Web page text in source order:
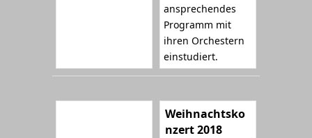
ansprechendes
Programm mit
ihren Orchestern
einstudiert.
Weihnachtsko
nzert 2018